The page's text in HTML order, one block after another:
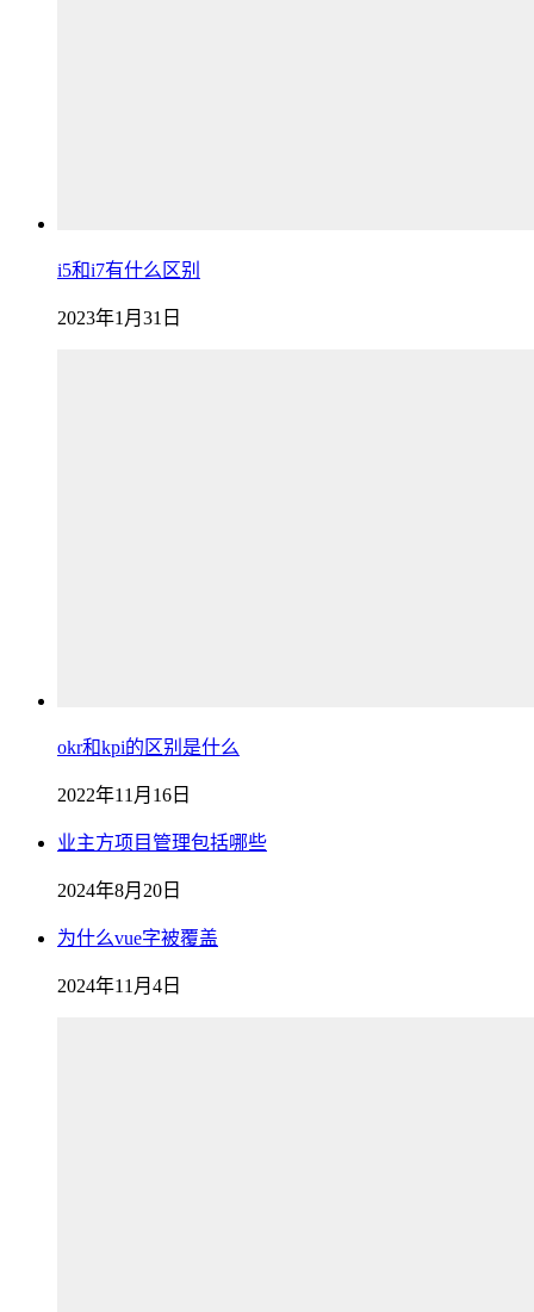
i5和i7有什么区别
2023年1月31日
okr和kpi的区别是什么
2022年11月16日
业主方项目管理包括哪些
2024年8月20日
为什么vue字被覆盖
2024年11月4日